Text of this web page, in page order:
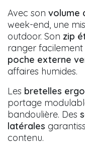
Avec son volume
week-end, une
outdoor. Son zip
ranger facilement
poche externe
affaires humides.
Les bretelles
portage
bandoulière. Des
latérales
contenu.